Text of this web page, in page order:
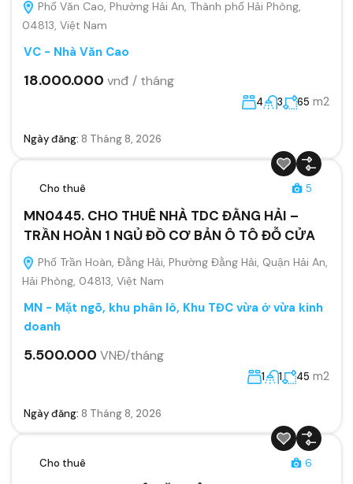
Phố Văn Cao, Phường Hải An, Thành phố Hải Phòng,
04813, Việt Nam
VC - Nhà Văn Cao
18.000.000 vnđ / tháng
4 3 65 m2
Ngày đăng: 8 Tháng 8, 2026
Cho thuê 5
MN0445. CHO THUÊ NHÀ TDC ĐẰNG HẢI –
TRẦN HOÀN 1 NGỦ ĐỒ CƠ BẢN Ô TÔ ĐỖ CỬA
Phố Trần Hoàn, Đằng Hải, Phường Đằng Hải, Quận Hải An,
Hải Phòng, 04813, Việt Nam
MN - Mặt ngõ, khu phân lô, Khu TĐC vừa ở vừa kinh
doanh
5.500.000 VNĐ/tháng
1 1 45 m2
Ngày đăng: 8 Tháng 8, 2026
Cho thuê 6